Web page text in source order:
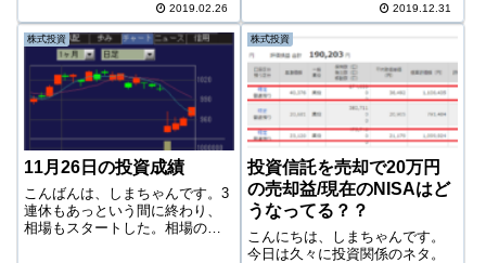
なかったが、ふと思い立ち以前
からやってみたかった「優待ク
ロス」をしてみた。今日の相場
日経平均まだ上昇トレンドが終
わらない東京相場...
2019.02.26
日は私の年間の投資成績を発表
します。なお今年は、投資に関
して私はほぼ「何もしていな
い」。私の勤務する会社が繁忙
期に入る3月ころ...
2019.12.31
株式投資
11月26日の投資成績
こんばんは、しまちゃんです。3
連休もあっという間に終わり、
相場もスタートした。相場のな
株式投資
投資信託を売却で20万円
の売却益/現在のNISAはど
うなってる？？
こんにちは、しまちゃんです。
今日は久々に投資関係のネタ。